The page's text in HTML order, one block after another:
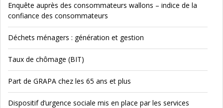
Enquête auprès des consommateurs wallons – indice de la
confiance des consommateurs
Déchets ménagers : génération et gestion
Taux de chômage (BIT)
Part de GRAPA chez les 65 ans et plus
Dispositif d’urgence sociale mis en place par les services